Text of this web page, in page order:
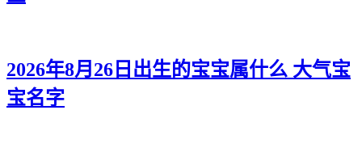
2026年8月26日出生的宝宝属什么 大气宝
宝名字